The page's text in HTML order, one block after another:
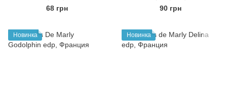
68 грн
90 грн
Новинка Новинка